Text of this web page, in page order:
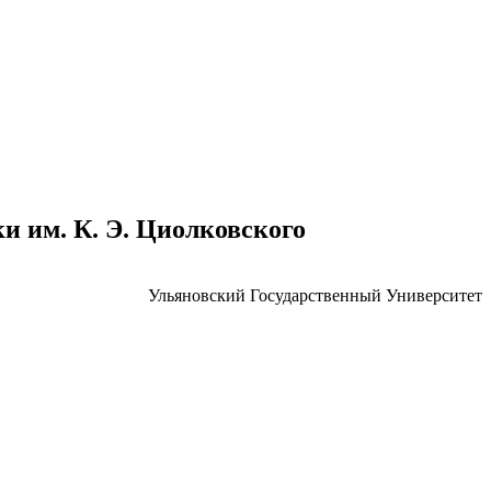
им. К. Э. Циолковского
Ульяновский Государственный Университет